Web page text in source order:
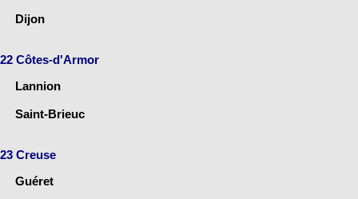
Dijon
22 Côtes-d'Armor
Lannion
Saint-Brieuc
23 Creuse
Guéret